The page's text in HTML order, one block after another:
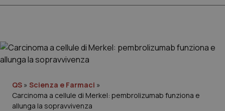
Governo e Parlamento
QS » Scienza e Farmaci »
Carcinoma a cellule di Merkel: pembrolizumab funziona e
allunga la sopravvivenza